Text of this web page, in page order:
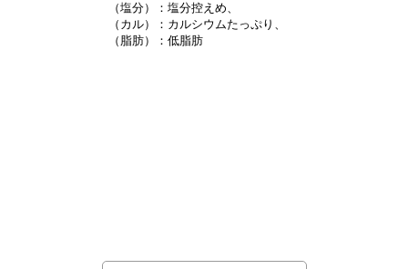
（塩分）：塩分控えめ、
（カル）：カルシウムたっぷり、
（脂肪）：低脂肪